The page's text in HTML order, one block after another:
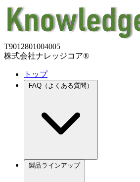
T9012801004005
株式会社ナレッジコア®
トップ
FAQ（よくある質問）
製品ラインアップ